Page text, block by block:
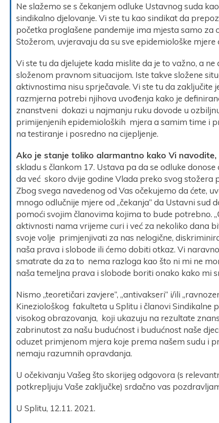
Ne slažemo se s čekanjem odluke Ustavnog suda
sindikalno djelovanje. Vi ste tu kao sindikat da
početka proglašene pandemije ima mjesta samo za
Stožerom, uvjeravaju da su sve epidemiološke mjere
Vi ste tu da djelujete kada mislite da je to važno, a
složenom pravnom situacijom. Iste takve složene
aktivnostima nisu sprječavale. Vi ste tu da zaključite
razmjerna potrebi njihova uvođenja kako je
znanstveni dokazi u najmanju ruku dovode u
primijenjenih epidemioloških mjera a samim time i
na testiranje i posredno na cijepljenje.
Ako je stanje toliko alarmantno kako Vi
skladu s člankom 17. Ustava pa da se odluke
da već skoro dvije godine Vlada preko svog stožera
Zbog svega navedenog od Vas očekujemo da ćete,
mnogo odlučnije mjere od „čekanja” da Ustavni
pomoći svojim članovima kojima to bude potrebno.
aktivnosti nama vrijeme curi i već za nekoliko dana
svoje volje primjenjivati za nas nelogične,
naša prava i slobode ili ćemo dobiti otkaz. Vi
smatrate da za to nema razloga kao što ni mi ne
naša temeljna prava i slobode boriti onako kako mi
Nismo „teoretičari zavjere”, „antivakseri” i/ili
Kineziološkog fakulteta u Splitu i članovi Sindikalne
visokog obrazovanja, koji ukazuju na rezultate
zabrinutost za našu budućnost i budućnost naše
oduzet primjenom mjera koje prema našem sudu i
nemaju razumnih opravdanja.
U očekivanju Vašeg što skorijeg odgovora (s
potkrepljuju Vaše zaključke) srdačno vas
U Splitu, 12.11. 2021.